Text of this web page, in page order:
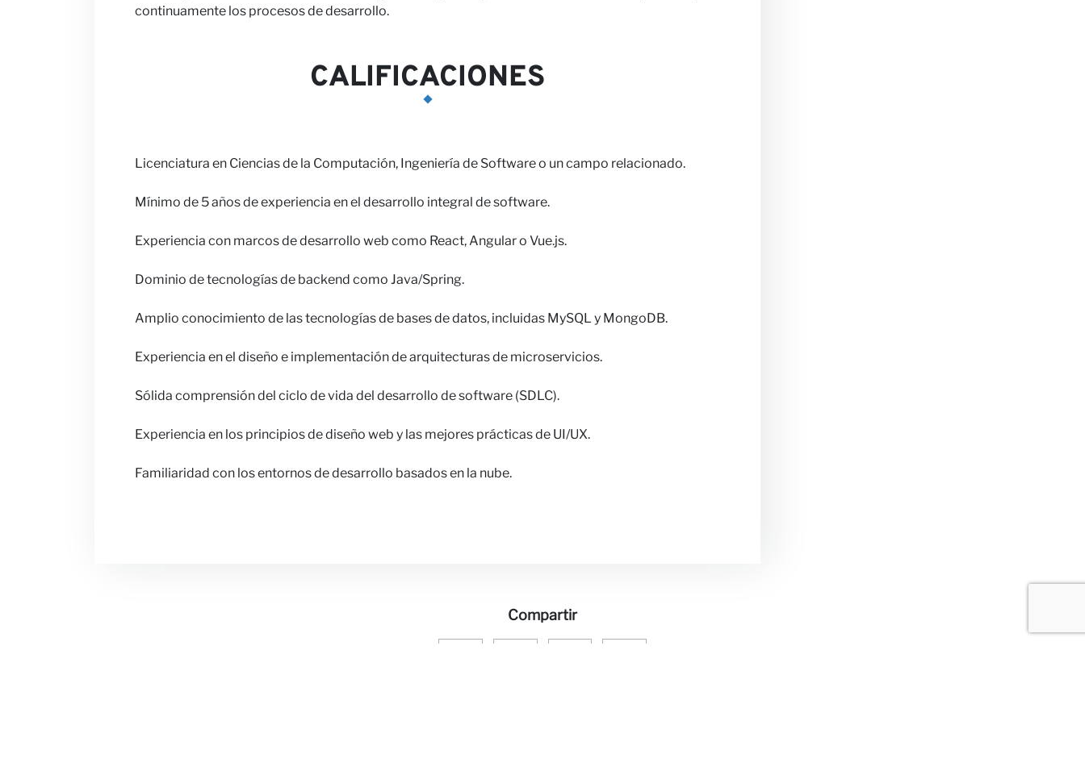
continuamente los procesos de desarrollo.
CALIFICACIONES
Licenciatura en Ciencias de la Computación, Ingeniería de Software o un campo relacionado.
Mínimo de 5 años de experiencia en el desarrollo integral de software.
Experiencia con marcos de desarrollo web como React, Angular o Vue.js.
Dominio de tecnologías de backend como Java/Spring.
Amplio conocimiento de las tecnologías de bases de datos, incluidas MySQL y MongoDB.
Experiencia en el diseño e implementación de arquitecturas de microservicios.
Sólida comprensión del ciclo de vida del desarrollo de software (SDLC).
Experiencia en los principios de diseño web y las mejores prácticas de UI/UX.
Familiaridad con los entornos de desarrollo basados en la nube.
Compartir